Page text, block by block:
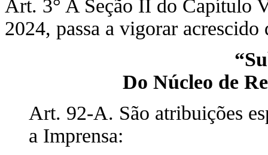
Art. 3° A Seção II do Capítulo
2024, passa a vigorar
Do Núcleo de
Art. 92-A. São atribuições
a Imprensa: